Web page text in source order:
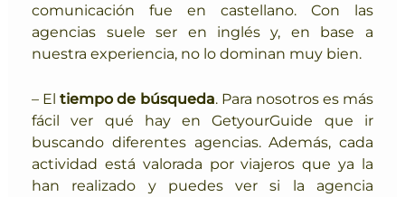
comunicación fue en castellano. Con las
agencias suele ser en inglés y, en base a
nuestra experiencia, no lo dominan muy bien.
– Eltiempo de búsqueda. Para nosotros es más
fácil ver qué hay en GetyourGuide que ir
buscando diferentes agencias. Además, cada
actividad está valorada por viajeros que ya la
han realizado y puedes ver si la agencia